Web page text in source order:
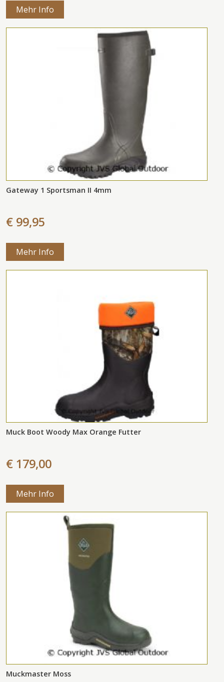
Mehr Info
Gateway 1 Sportsman II 4mm
€ 99,95
Mehr Info
Muck Boot Woody Max Orange Futter
€ 179,00
Mehr Info
Muckmaster Moss